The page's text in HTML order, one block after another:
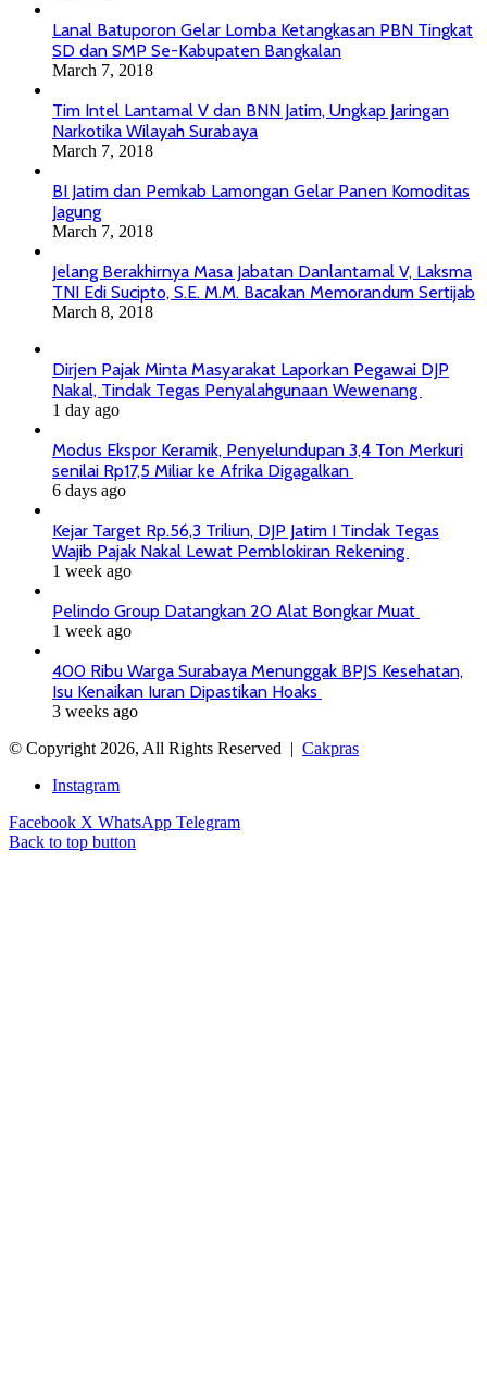
Lanal Batuporon Gelar Lomba Ketangkasan PBN Tingkat
SD dan SMP Se-Kabupaten Bangkalan
March 7, 2018
Tim Intel Lantamal V dan BNN Jatim, Ungkap Jaringan
Narkotika Wilayah Surabaya
March 7, 2018
BI Jatim dan Pemkab Lamongan Gelar Panen Komoditas
Jagung
March 7, 2018
Jelang Berakhirnya Masa Jabatan Danlantamal V, Laksma
TNI Edi Sucipto, S.E. M.M. Bacakan Memorandum Sertijab
March 8, 2018
Dirjen Pajak Minta Masyarakat Laporkan Pegawai DJP
Nakal, Tindak Tegas Penyalahgunaan Wewenang
1 day ago
Modus Ekspor Keramik, Penyelundupan 3,4 Ton Merkuri
senilai Rp17,5 Miliar ke Afrika Digagalkan
6 days ago
Kejar Target Rp.56,3 Triliun, DJP Jatim I Tindak Tegas
Wajib Pajak Nakal Lewat Pemblokiran Rekening
1 week ago
Pelindo Group Datangkan 20 Alat Bongkar Muat
1 week ago
400 Ribu Warga Surabaya Menunggak BPJS Kesehatan,
Isu Kenaikan Iuran Dipastikan Hoaks
3 weeks ago
© Copyright 2026, All Rights Reserved | Cakpras
Instagram
Facebook X WhatsApp Telegram
Back to top button